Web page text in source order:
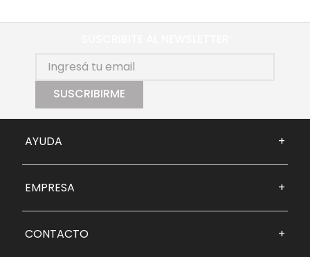
SUSCRIBIRME
AYUDA +
EMPRESA +
CONTACTO +